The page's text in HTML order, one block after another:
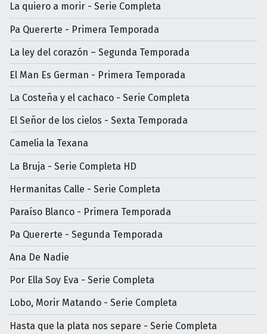
La quiero a morir - Serie Completa
Pa Quererte - Primera Temporada
La ley del corazón – Segunda Temporada
El Man Es German - Primera Temporada
La Costeña y el cachaco - Serie Completa
El Señor de los cielos - Sexta Temporada
Camelia la Texana
La Bruja - Serie Completa HD
Hermanitas Calle - Serie Completa
Paraíso Blanco - Primera Temporada
Pa Quererte - Segunda Temporada
Ana De Nadie
Por Ella Soy Eva - Serie Completa
Lobo, Morir Matando - Serie Completa
Hasta que la plata nos separe - Serie Completa